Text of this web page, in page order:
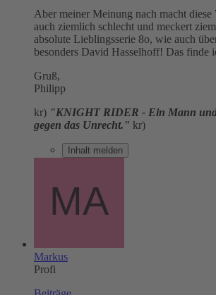
Aber meiner Meinung nach macht diese
auch ziemlich schlecht und meckert
absolute Lieblingsserie 8o, wie auch
besonders David Hasselhoff! Das finde
Gruß,
Philipp
kr) "KNIGHT RIDER - Ein Mann und
gegen das Unrecht." kr)
Inhalt melden
Markus
Profi